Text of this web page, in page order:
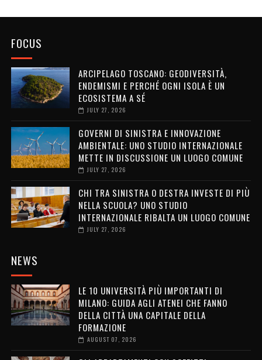
FOCUS
ARCIPELAGO TOSCANO: GEODIVERSITÀ,
ENDEMISMI E PERCHÉ OGNI ISOLA È UN
ECOSISTEMA A SÉ
JULY 27, 2026
GOVERNI DI SINISTRA E INNOVAZIONE
AMBIENTALE: UNO STUDIO INTERNAZIONALE
METTE IN DISCUSSIONE UN LUOGO COMUNE
JULY 27, 2026
CHI TRA SINISTRA O DESTRA INVESTE DI PIÙ
NELLA SCUOLA? UNO STUDIO
INTERNAZIONALE RIBALTA UN LUOGO COMUNE
JULY 27, 2026
NEWS
LE 10 UNIVERSITÀ PIÙ IMPORTANTI DI
MILANO: GUIDA AGLI ATENEI CHE FANNO
DELLA CITTÀ UNA CAPITALE DELLA
FORMAZIONE
AUGUST 07, 2026